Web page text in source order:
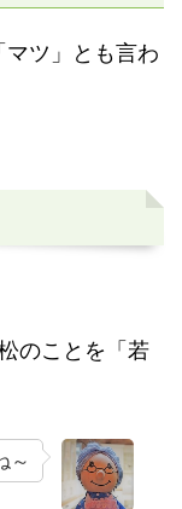
ツ」とも言わ
のことを「若
～